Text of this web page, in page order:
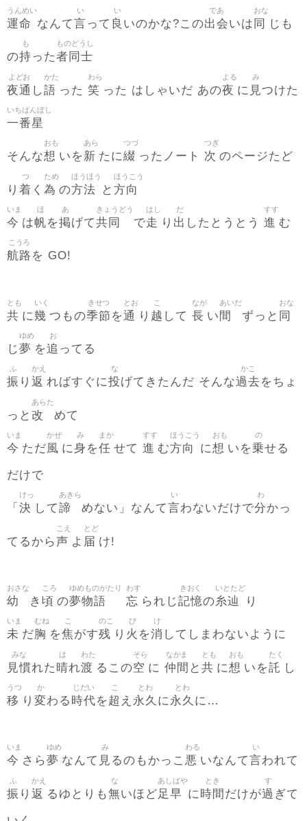
運命
うんめい
なんて言
い
って 良
い
いのかな?この出会
であ
いは 同
おな
じも
の持
も
った者同士
ものどうし
夜通
よどお
し語
かた
った 笑
わら
った はしゃいだ あの夜
よる
に 見
み
つけた
一番星
いちばんぼし
そんな想
おも
いを新
あら
たに綴
つづ
ったノート 次
つぎ
のページたど
り 着
つ
く 為
ため
の方法
ほうほう
と 方向
ほうこう
今
いま
は帆
ほ
を掲
あ
げて共同
きょうどう
で走
はし
り 出
だ
したとうとう 進
すす
む
航路
こうろ
を GO!
共
とも
に幾
いく
つもの季節
きせつ
を通
とお
り 越
こ
して 長
なが
い 間
あいだ
ずっと 同
おな
じ夢
ゆめ
を追
お
ってる
振
ふ
り 返
かえ
ればすぐに投
な
げてきたんだ そんな過去
かこ
をちょ
っと 改
あらた
めて
今
いま
ただ風
かぜ
に身
み
を任
まか
せて 進
すす
む方向
ほうこう
に想
おも
いを乗
の
せる
だけで
「 決
けっ
して諦
あきら
めない」なんて言
い
わないだけで分
わ
かっ
てるから声
こえ
よ 届
とど
け!
幼
おさな
き 頃
ころ
の夢物語
ゆめものがたり
忘
わす
られじ記憶
きおく
の糸辿
いとたど
り
未
いま
だ胸
むね
を焦
こ
がす残
のこ
り 火
び
を消
け
してしまわないように
見慣
みな
れた 晴
は
れ渡
わた
るこの空
そら
に 仲間
なかま
と 共
とも
に想
おも
いを託
たく
し
移
うつ
り 変
か
わる 時代
じだい
を超
こ
え 永久
とわ
に永久
とわ
に…
今
いま
さら夢
ゆめ
なんて 見
み
るのもかっこ 悪
わる
いなんて言
い
われて
振
ふ
り 返
かえ
るゆとりも無
な
いほど足早
あしばや
に時間
とき
だけが過
す
ぎて